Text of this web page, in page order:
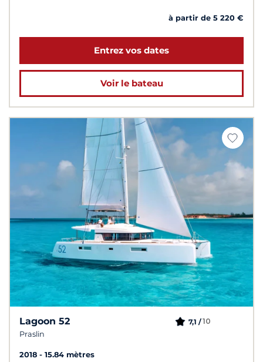
à partir de 5 220 €
Entrez vos dates
Voir le bateau
Lagoon 52
Praslin
7,1 /10
2018
15.84 mètres